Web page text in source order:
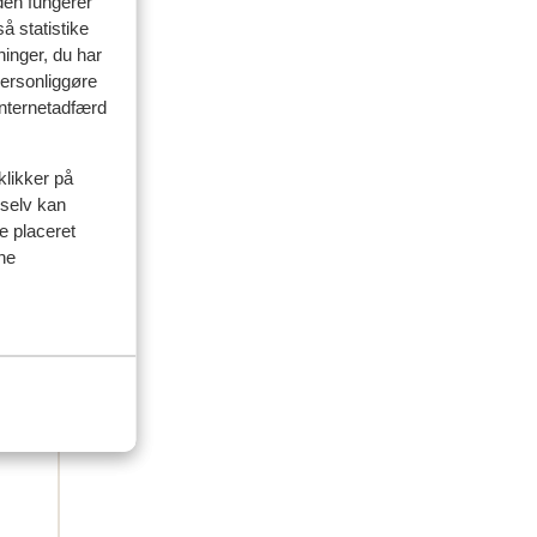
statistike
du har
på
kan
placeret